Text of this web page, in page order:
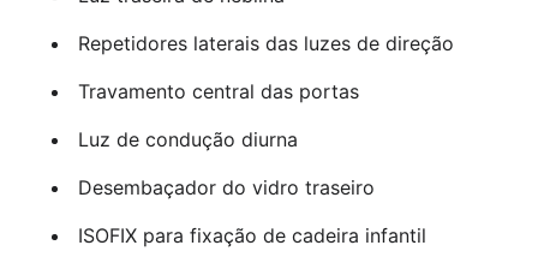
Repetidores laterais das luzes de direção
Travamento central das portas
Luz de condução diurna
Desembaçador do vidro traseiro
ISOFIX para fixação de cadeira infantil